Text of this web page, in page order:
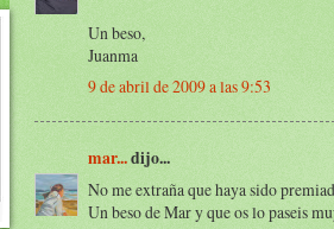
Un beso,
Juanma
9 de abril de 2009 a las 9:53
mar...dijo...
No me extraña que haya sido
Un beso de Mar y que os lo paseis